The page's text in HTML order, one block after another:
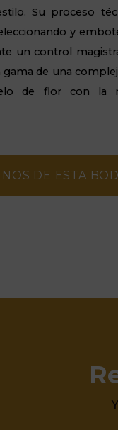
Su proceso
y
un control
gama de una
de flor con la
DE ESTA